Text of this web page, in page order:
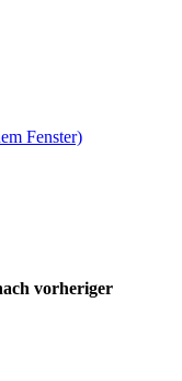
Fenster)
vorheriger